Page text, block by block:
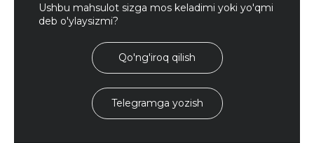
Ushbu mahsulot sizga mos keladimi yoki yo'qmi
deb o'ylaysizmi?
Qo'ng'iroq qilish
Telegramga yozish